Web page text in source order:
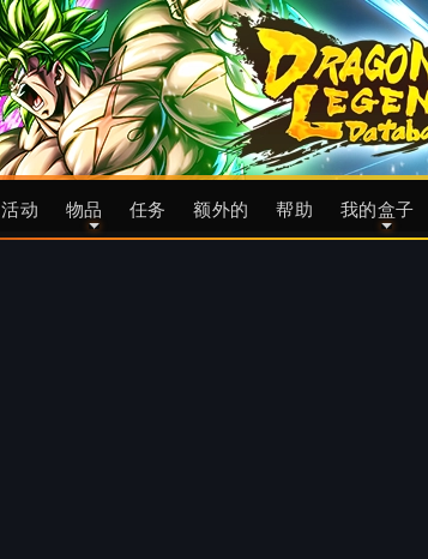
活动 物品 任务 额外的 帮助 我的盒子